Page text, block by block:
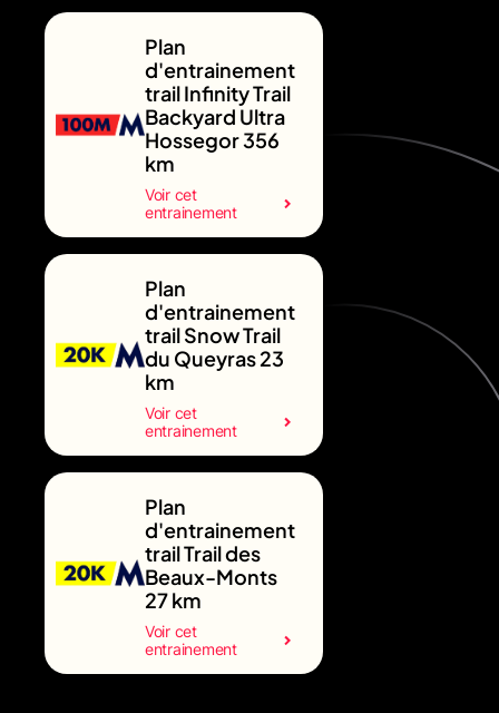
Plan
d'entrainement
trail Infinity Trail
Backyard Ultra
Hossegor 356
km
Voir cet
entrainement
Plan
d'entrainement
trail Snow Trail
du Queyras 23
km
Voir cet
entrainement
Plan
d'entrainement
trail Trail des
Beaux-Monts
27 km
Voir cet
entrainement